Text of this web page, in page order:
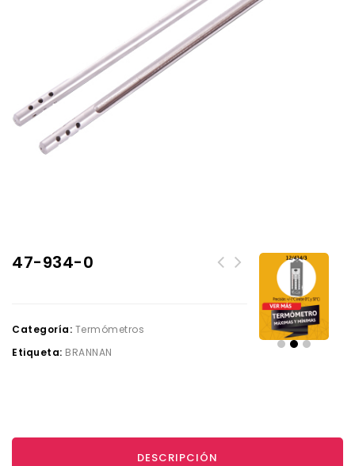
47-934-0
Categoría: Termómetros
Etiqueta: BRANNAN
DESCRIPCIÓN